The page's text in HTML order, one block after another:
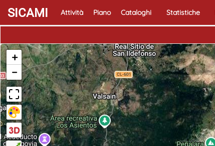
SICAMI Attività Piano Cataloghi Statistiche
+
−